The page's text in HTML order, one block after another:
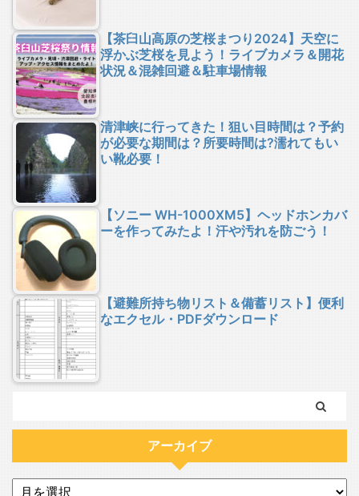
【茶臼山高原の芝桜まつり2024】天空に
浮かぶ芝桜を見よう！ライブカメラ＆開花
状況＆混雑回避＆駐車場情報
清津峡に行ってきた！狙い目時間は？予約
が必要な期間は？所要時間は?濡れてもい
い靴必要！
【ソニー WH-1000XM5】ヘッドホンカバ
ーを作ってみたよ！汗や汚れを防ごう！
【避難所持ち物リスト＆備蓄リスト】便利
なエクセル・PDFダウンロード
アーカイブ